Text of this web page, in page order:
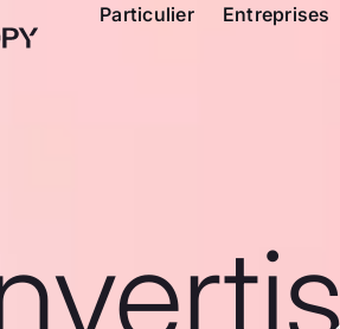
Particulier Entreprises